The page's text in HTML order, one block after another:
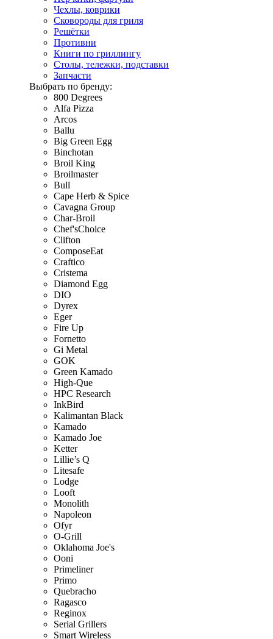
Чехлы, коврики
Сковороды для гриля
Решётки
Противни
Книги по гриллингу
Столы, тележки, подставки
Запчасти
Выбрать по бренду:
800 Degrees
Alfa Pizza
Arcos
Ballu
Big Green Egg
Binchotan
Broil King
Broilmaster
Bull
Cape Herb & Spice
Cavagna Group
Char-Broil
Chef'sChoice
Clifton
ComposeEat
Craftico
Cristema
Diamond Egg
DIO
Dyrex
Eger
Fire Up
Fornetto
Gi Metal
GOK
Green Kamado
High-Que
HPC Research
InkBird
Kalimantan Black
Kamado
Kamado Joe
Ketter
Lillie’s Q
Litesafe
Lodge
Looft
Monolith
Napoleon
Ofyr
O-Grill
Oklahoma Joe's
Ooni
Primeliner
Primo
Quebracho
Ragasco
Reginox
Serial Grillers
Smart Wireless